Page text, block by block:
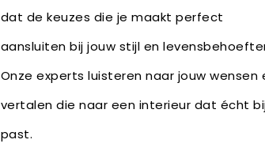
dat de keuzes die je maakt perfect
aansluiten bij jouw stijl en
Onze experts luisteren naar jouw wensen
vertalen die naar een interieur dat écht
past.